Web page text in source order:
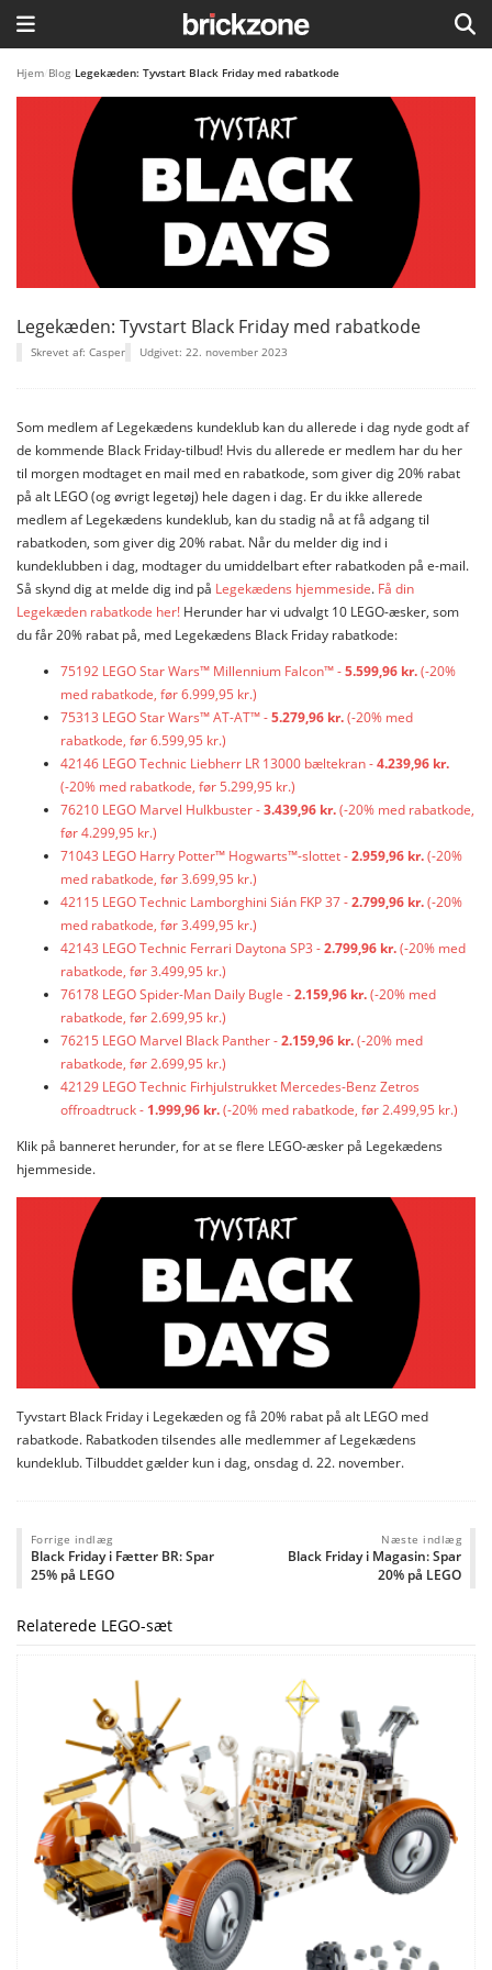
HJEM
TEMAER
LEGO FAVORITTER
Hjem Blog Legekæden: Tyvstart Black Friday med rabatkode
Legekæden: Tyvstart Black Friday med rabatkode
Skrevet af: Casper Udgivet: 22. november 2023
Som medlem af Legekædens kundeklub kan du allerede i dag nyde godt af
de kommende Black Friday-tilbud! Hvis du allerede er medlem har du her
til morgen modtaget en mail med en rabatkode, som giver dig 20% rabat
på alt LEGO (og øvrigt legetøj) hele dagen i dag. Er du ikke allerede
medlem af Legekædens kundeklub, kan du stadig nå at få adgang til
rabatkoden, som giver dig 20% rabat. Når du melder dig ind i
kundeklubben i dag, modtager du umiddelbart efter rabatkoden på e-mail.
Så skynd dig at melde dig ind på Legekædens hjemmeside. Få din
Legekæden rabatkode her! Herunder har vi udvalgt 10 LEGO-æsker, som
du får 20% rabat på, med Legekædens Black Friday rabatkode:
75192 LEGO Star Wars™ Millennium Falcon™ -5.599,96 kr.(-20%
med rabatkode, før 6.999,95 kr.)
75313 LEGO Star Wars™ AT-AT™ -5.279,96 kr.(-20% med
rabatkode, før 6.599,95 kr.)
42146 LEGO Technic Liebherr LR 13000 bæltekran -4.239,96 kr.
(-20% med rabatkode, før 5.299,95 kr.)
76210 LEGO Marvel Hulkbuster​ -3.439,96 kr.(-20% med rabatkode,
før 4.299,95 kr.)
71043 LEGO Harry Potter™ Hogwarts™-slottet -2.959,96 kr.(-20%
med rabatkode, før 3.699,95 kr.)
42115 LEGO Technic Lamborghini Sián FKP 37 -2.799,96 kr.(-20%
med rabatkode, før 3.499,95 kr.)
42143 LEGO Technic Ferrari Daytona SP3 -2.799,96 kr.(-20% med
rabatkode, før 3.499,95 kr.)
76178 LEGO Spider-Man Daily Bugle -2.159,96 kr.(-20% med
rabatkode, før 2.699,95 kr.)
76215 LEGO Marvel Black Panther -2.159,96 kr.(-20% med
rabatkode, før 2.699,95 kr.)
42129 LEGO Technic Firhjulstrukket Mercedes-Benz Zetros
offroadtruck - 1.999,96 kr.(-20% med rabatkode, før 2.499,95 kr.)
Klik på banneret herunder, for at se flere LEGO-æsker på Legekædens
hjemmeside.
Tyvstart Black Friday i Legekæden og få 20% rabat på alt LEGO med
rabatkode. Rabatkoden tilsendes alle medlemmer af Legekædens
kundeklub. Tilbuddet gælder kun i dag, onsdag d. 22. november.
Forrige indlæg
Black Friday i Fætter BR: Spar
25% på LEGO
Næste indlæg
Black Friday i Magasin: Spar
20% på LEGO
Relaterede LEGO-sæt